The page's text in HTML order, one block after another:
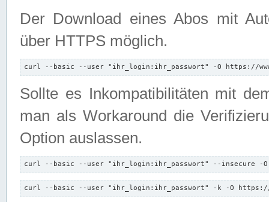
Der Download eines Abos mit
über HTTPS möglich.
curl --basic --user "ihr_login:ihr_passwort" -O https://
Sollte es Inkompatibilitäten mit
man als Workaround die
Option auslassen.
curl --basic --user "ihr_login:ihr_passwort" --insecure -
curl --basic --user "ihr_login:ihr_passwort" -k -O https://